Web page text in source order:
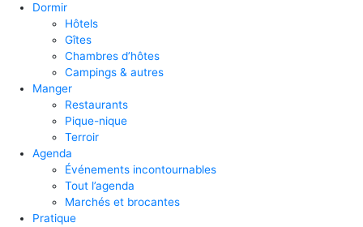
Dormir
Hôtels
Gîtes
Chambres d’hôtes
Campings & autres
Manger
Restaurants
Pique-nique
Terroir
Agenda
Événements incontournables
Tout l’agenda
Marchés et brocantes
Pratique